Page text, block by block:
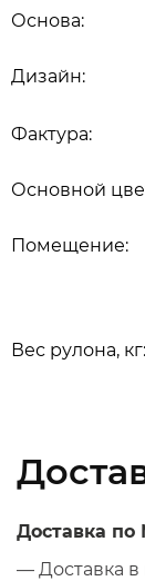
Вес рулона, кг:
Основной
Дизайн:
Основа:
Помещение:
Фактура:
Доставка по
— Доставка в